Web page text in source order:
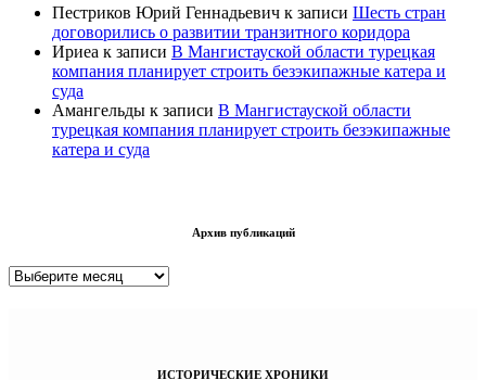
Пестриков Юрий Геннадьевич к записи Шесть стран
договорились о развитии транзитного коридора
Ириеа к записи В Мангистауской области турецкая
компания планирует строить безэкипажные катера и
суда
Амангельды к записи В Мангистауской области
турецкая компания планирует строить безэкипажные
катера и суда
Архив публикаций
Архив
ИСТОРИЧЕСКИЕ ХРОНИКИ